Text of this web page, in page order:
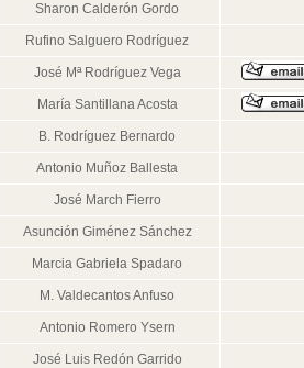
Sharon Calderón Gordo
Rufino Salguero Rodríguez
José Mª Rodríguez Vega
María Santillana Acosta
B. Rodríguez Bernardo
Antonio Muñoz Ballesta
José March Fierro
Asunción Giménez Sánchez
Marcia Gabriela Spadaro
M. Valdecantos Anfuso
Antonio Romero Ysern
José Luis Redón Garrido